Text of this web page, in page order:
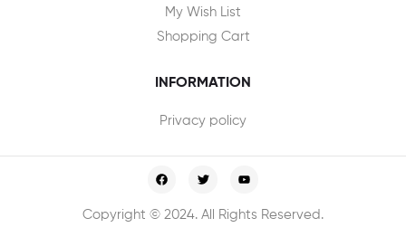
My Wish List
Shopping Cart
INFORMATION
Privacy policy
Copyright © 2024. All Rights Reserved.